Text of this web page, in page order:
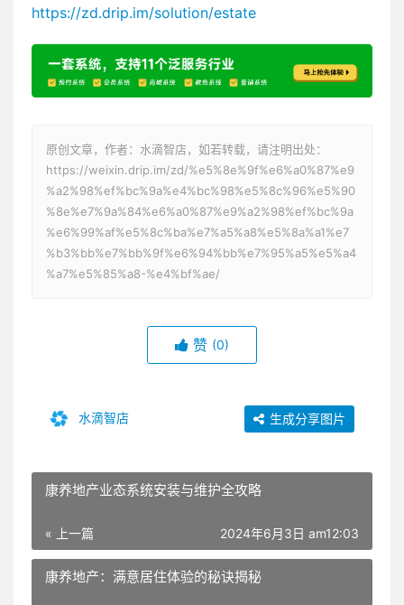
https://zd.drip.im/solution/estate
原创文章，作者：水滴智店，如若转载，请注明出处：
https://weixin.drip.im/zd/%e5%8e%9f%e6%a0%87%e9
%a2%98%ef%bc%9a%e4%bc%98%e5%8c%96%e5%90
%8e%e7%9a%84%e6%a0%87%e9%a2%98%ef%bc%9a
%e6%99%af%e5%8c%ba%e7%a5%a8%e5%8a%a1%e7
%b3%bb%e7%bb%9f%e6%94%bb%e7%95%a5%e5%a4
%a7%e5%85%a8-%e4%bf%ae/
赞 (0)
水滴智店 生成分享图片
康养地产业态系统安装与维护全攻略
« 上一篇 2024年6月3日 am12:03
康养地产：满意居住体验的秘诀揭秘